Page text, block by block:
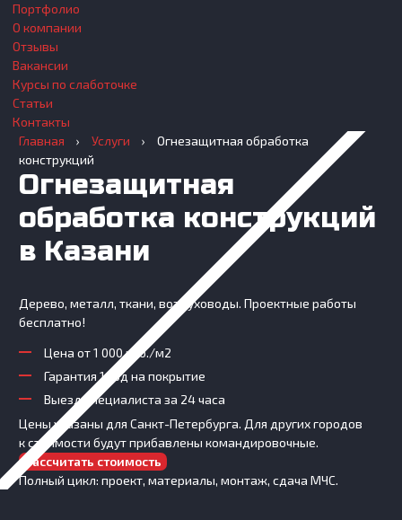
Портфолио
О компании
Отзывы
Вакансии
Курсы по слаботочке
Статьи
Контакты
Главная › Услуги ›
Огнезащитная обработка
конструкций
Огнезащитная
обработка конструкций
в Казани
Дерево, металл, ткани, воздуховоды. Проектные работы
бесплатно!
Цена от 1 000 руб./м2
Гарантия 1 год на покрытие
Выезд специалиста за 24 часа
Цены указаны для Санкт-Петербурга. Для других городов
к стоимости будут прибавлены командировочные.
Рассчитать стоимость
Полный цикл: проект, материалы, монтаж, сдача МЧС.